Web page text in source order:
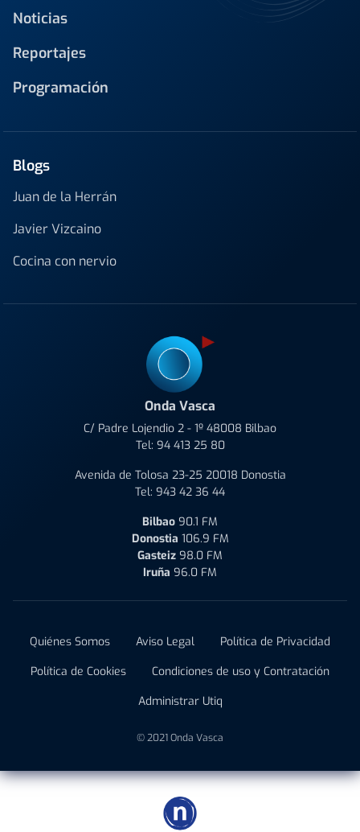
Noticias
Reportajes
Programación
Blogs
Juan de la Herrán
Javier Vizcaino
Cocina con nervio
Onda Vasca
C/ Padre Lojendio 2 - 1º 48008 Bilbao
Tel: 94 413 25 80
Avenida de Tolosa 23-25 20018 Donostia
Tel: 943 42 36 44
Bilbao 90.1 FM
Donostia 106.9 FM
Gasteiz 98.0 FM
Iruña 96.0 FM
Quiénes Somos Aviso Legal
Política de Privacidad
Política de Cookies
Condiciones de uso y Contratación
Administrar Utiq
© 2021 Onda Vasca